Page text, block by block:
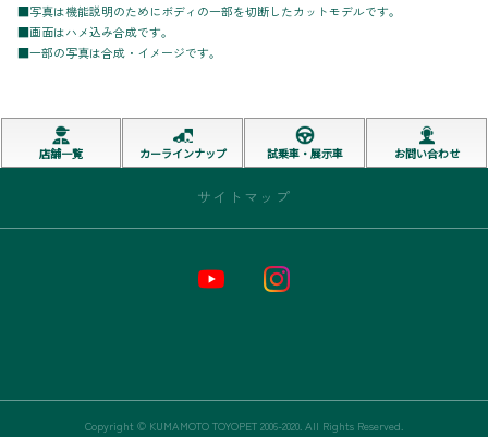
■写真は機能説明のためにボディの一部を切断したカットモデルです。
■画面はハメ込み合成です。
■一部の写真は合成・イメージです。
店舗一覧 カーラインナップ 試乗車・展示車 お問い合わせ
サイトマップ
Copyright © KUMAMOTO TOYOPET 2006-2020. All Rights Reserved.